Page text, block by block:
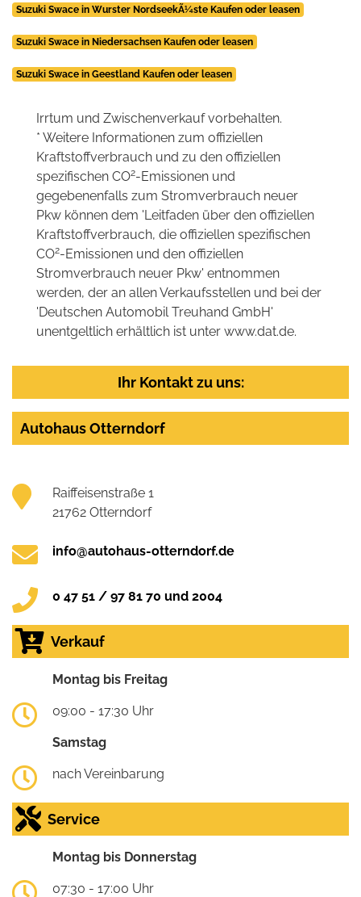
Suzuki Swace in Wurster NordseekÃ¼ste Kaufen oder leasen
Suzuki Swace in Niedersachsen Kaufen oder leasen
Suzuki Swace in Geestland Kaufen oder leasen
Irrtum und Zwischenverkauf vorbehalten.
* Weitere Informationen zum offiziellen
Kraftstoffverbrauch und zu den offiziellen
spezifischen CO2-Emissionen und
gegebenenfalls zum Stromverbrauch neuer
Pkw können dem 'Leitfaden über den offiziellen
Kraftstoffverbrauch, die offiziellen spezifischen
CO2-Emissionen und den offiziellen
Stromverbrauch neuer Pkw' entnommen
werden, der an allen Verkaufsstellen und bei der
'Deutschen Automobil Treuhand GmbH'
unentgeltlich erhältlich ist unter www.dat.de.
Ihr Kontakt zu uns:
Autohaus Otterndorf
Raiffeisenstraße 1
21762 Otterndorf
info@autohaus-otterndorf.de
0 47 51 / 97 81 70 und 2004
Verkauf
Montag bis Freitag
09:00 - 17:30 Uhr
Samstag
nach Vereinbarung
Service
Montag bis Donnerstag
07:30 - 17:00 Uhr